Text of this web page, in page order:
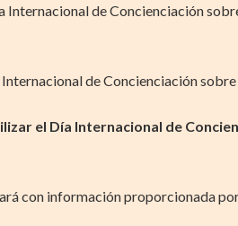
Internacional de Concienciación
de Concienciación
el Día Internacional de
con información proporcionada